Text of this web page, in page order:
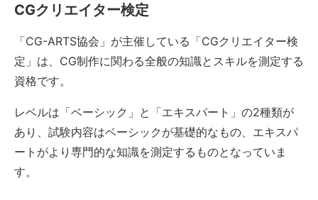
CGクリエイター検定
「CG-ARTS協会」が主催している「CGクリエイター検
定」は、CG制作に関わる全般の知識とスキルを測定する
資格です。
レベルは「ベーシック」と「エキスパート」の2種類が
あり、試験内容はベーシックが基礎的なもの、エキスパ
ートがより専門的な知識を測定するものとなっていま
す。